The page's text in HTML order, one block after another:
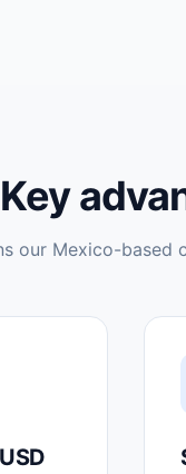
Key
our Mexico-based